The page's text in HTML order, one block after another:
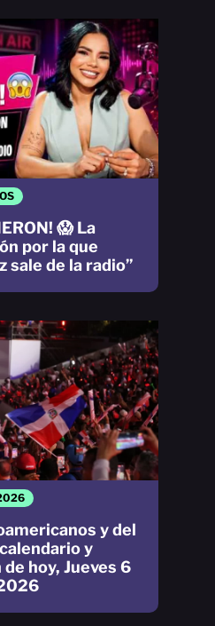
y del
y
hoy, Jueves 6
😱 La
por la que
sale de la radio”